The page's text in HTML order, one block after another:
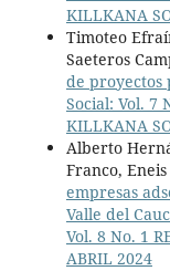
KILLKANA
Timoteo
Saeteros
de proyectos
Social: Vol. 7
KILLKANA
Alberto
Franco,
empresas
Valle del
Vol. 8 No. 1
ABRIL 2024